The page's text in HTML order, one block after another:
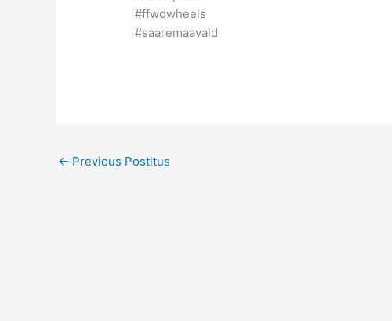
#ffwdwheels
#saaremaavald
← Previous Postitus